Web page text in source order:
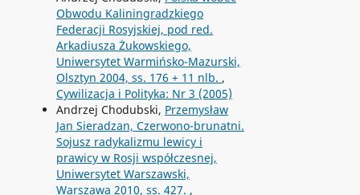
Obwodu Kaliningradzkiego
Federacji Rosyjskiej, pod red.
Arkadiusza Żukowskiego,
Uniwersytet Warmińsko-Mazurski,
Olsztyn 2004, ss. 176 + 11 nlb. ,
Cywilizacja i Polityka: Nr 3 (2005)
Andrzej Chodubski, Przemysław
Jan Sieradzan, Czerwono-brunatni.
Sojusz radykalizmu lewicy i
prawicy w Rosji współczesnej,
Uniwersytet Warszawski,
Warszawa 2010, ss. 427. ,